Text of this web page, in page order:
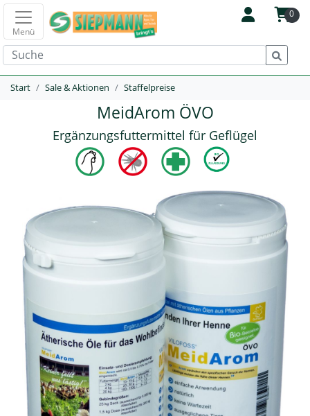
0
Menü
Start Sale & Aktionen Staffelpreise
MeidArom ÖVO
Ergänzungsfuttermittel für Geflügel